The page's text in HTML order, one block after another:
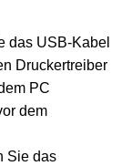
das USB-Kabel
Druckertreiber
PC
dem
Sie das